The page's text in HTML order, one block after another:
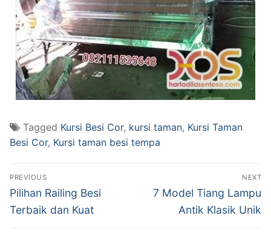
Tagged Kursi Besi Cor, kursi taman, Kursi Taman
Besi Cor, Kursi taman besi tempa
PREVIOUS
Pilihan Railing Besi
Terbaik dan Kuat
NEXT
7 Model Tiang Lampu
Antik Klasik Unik